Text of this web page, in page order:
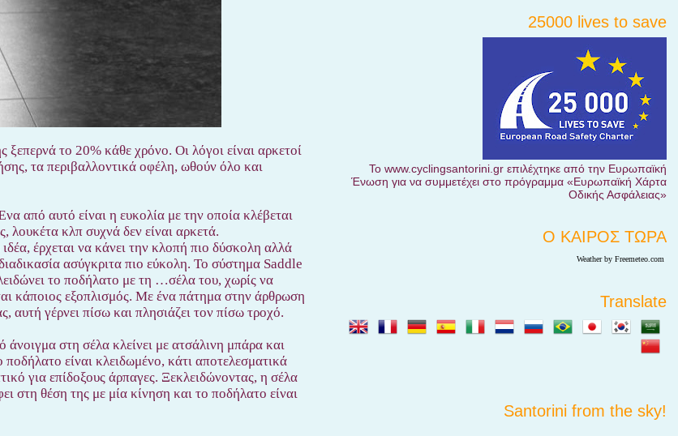
το 20% κάθε χρόνο. Οι λόγοι είναι αρκετοί
τα περιβαλλοντικά οφέλη, ωθούν όλο και
από αυτό είναι η ευκολία με την οποία κλέβεται
κλπ συχνά δεν είναι αρκετά.
έρχεται να κάνει την κλοπή πιο δύσκολη αλλά
ασύγκριτα πιο εύκολη. Το σύστημα Saddle
το ποδήλατο με τη …σέλα του, χωρίς να
κάποιος εξοπλισμός. Με ένα πάτημα στην άρθρωση
αυτή γέρνει πίσω και πλησιάζει τον πίσω τροχό.
άνοιγμα στη σέλα κλείνει με ατσάλινη μπάρα και
ποδήλατο είναι κλειδωμένο, κάτι αποτελεσματικά
για επίδοξους άρπαγες. Ξεκλειδώνοντας, η σέλα
στη θέση της με μία κίνηση και το ποδήλατο είναι
25000 lives to save
Το www.cyclingsantorini.gr επιλέχτηκε από την Ευρωπαϊκή
Ένωση για να συμμετέχει στο πρόγραμμα «Ευρωπαϊκή Χάρτα
Οδικής Ασφάλειας»
Ο ΚΑΙΡΟΣ ΤΩΡΑ
Weather by Freemeteo.com
Translate
Santorini from the sky!